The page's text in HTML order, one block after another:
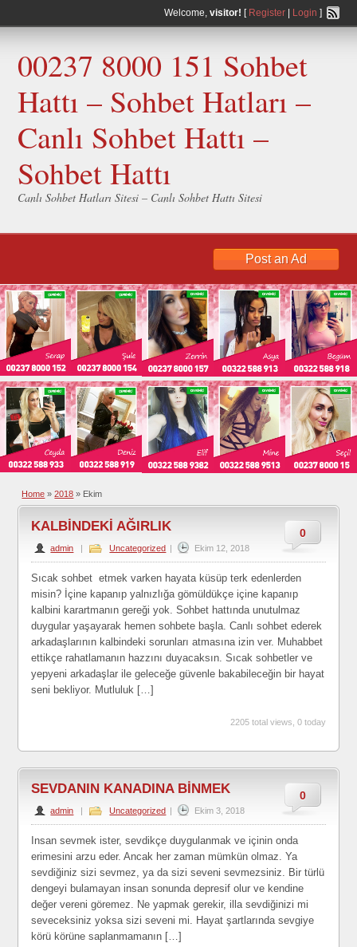
Welcome, visitor! [ Register| Login ]
00237 8000 151 Sohbet
Hattı – Sohbet Hatları –
Canlı Sohbet Hattı –
Sohbet Hattı
Canlı Sohbet Hatları Sitesi – Canlı Sohbet Hattı Sitesi
Post an Ad
Home » 2018 » Ekim
0
KALBİNDEKİ AĞIRLIK
admin | Uncategorized | Ekim 12, 2018
Sıcak sohbet etmek varken hayata küsüp terk edenlerden
misin? İçine kapanıp yalnızlığa gömüldükçe içine kapanıp
kalbini karartmanın gereği yok. Sohbet hattında unutulmaz
duygular yaşayarak hemen sohbete başla. Canlı sohbet ederek
arkadaşlarının kalbindeki sorunları atmasına izin ver. Muhabbet
ettikçe rahatlamanın hazzını duyacaksın. Sıcak sohbetler ve
yepyeni arkadaşlar ile geleceğe güvenle bakabileceğin bir hayat
seni bekliyor. Mutluluk […]
2205 total views, 0 today
0
SEVDANIN KANADINA BİNMEK
admin | Uncategorized | Ekim 3, 2018
Insan sevmek ister, sevdikçe duygulanmak ve içinin onda
erimesini arzu eder. Ancak her zaman mümkün olmaz. Ya
sevdiğiniz sizi sevmez, ya da sizi seveni sevmezsiniz. Bir türlü
dengeyi bulamayan insan sonunda depresif olur ve kendine
değer vereni göremez. Ne yapmak gerekir, illa sevdiğinizi mi
seveceksiniz yoksa sizi seveni mi. Hayat şartlarında sevgiye
körü körüne saplanmamanın […]